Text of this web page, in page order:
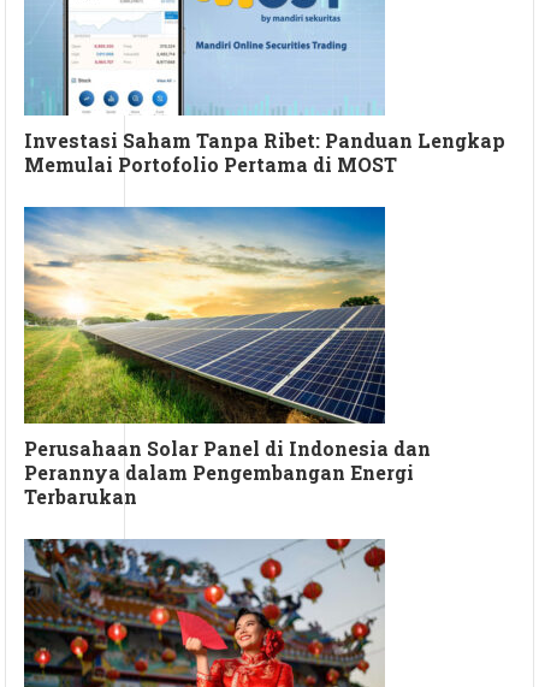
Investasi Saham Tanpa Ribet: Panduan Lengkap
Memulai Portofolio Pertama di MOST
Perusahaan Solar Panel di Indonesia dan
Perannya dalam Pengembangan Energi
Terbarukan